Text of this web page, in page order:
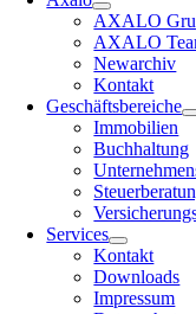
AXALO
AXALO
Newarchiv
Kontakt
Geschäftsbereiche
Immobilien
Buchhaltung
Services
Kontakt
Downloads
Impressum